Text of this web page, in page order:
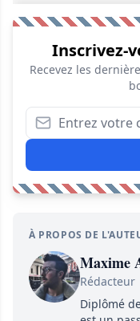
Inscrivez-
Recevez les
À PROPOS DE
Maxime
Rédacteur
Diplômé